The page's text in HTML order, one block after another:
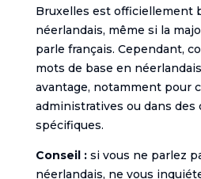
Bruxelles est officiellement
néerlandais, même si la
parle français. Cependant,
mots de base en
avantage, notamment pour
administratives ou dans des
spécifiques.
Conseil :si vous ne parlez
néerlandais, ne vous